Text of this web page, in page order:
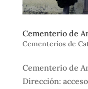
Cementerio de
Cementerios de
Cementerio de
Dirección: